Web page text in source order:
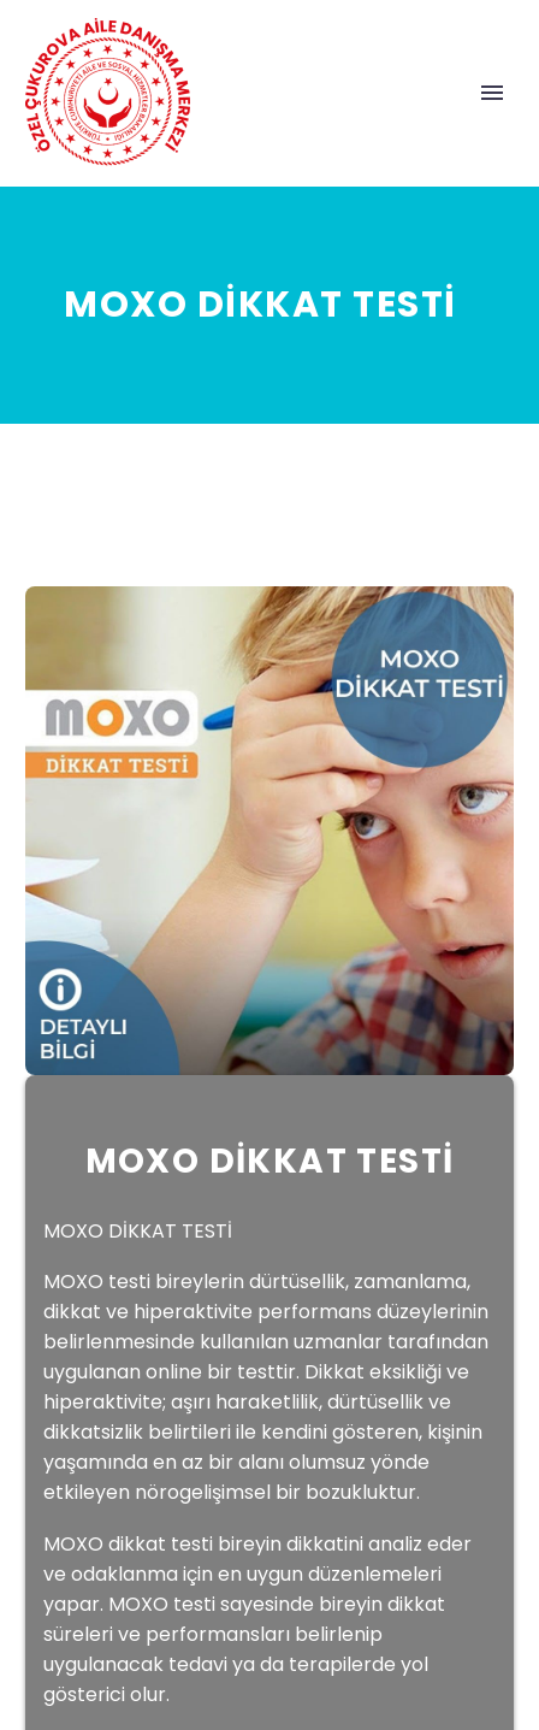
MOXO DİKKAT TESTİ
MOXO DİKKAT TESTİ
MOXO DİKKAT TESTİ
MOXO testi bireylerin dürtüsellik, zamanlama,
dikkat ve hiperaktivite performans düzeylerinin
belirlenmesinde kullanılan uzmanlar tarafından
uygulanan online bir testtir. Dikkat eksikliği ve
hiperaktivite; aşırı haraketlilik, dürtüsellik ve
dikkatsizlik belirtileri ile kendini gösteren, kişinin
yaşamında en az bir alanı olumsuz yönde
etkileyen nörogelişimsel bir bozukluktur.
MOXO dikkat testi bireyin dikkatini analiz eder
ve odaklanma için en uygun düzenlemeleri
yapar. MOXO testi sayesinde bireyin dikkat
süreleri ve performansları belirlenip
uygulanacak tedavi ya da terapilerde yol
gösterici olur.